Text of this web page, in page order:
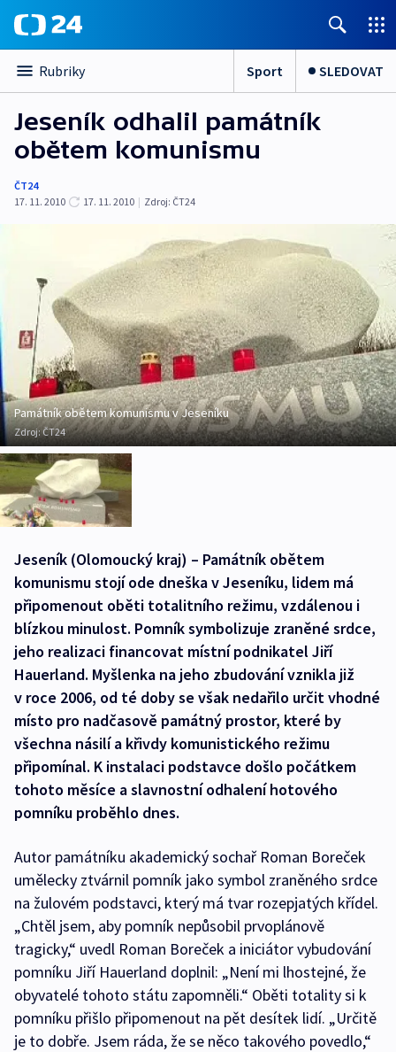
Rubriky Sport SLEDOVAT
Jeseník odhalil památník
obětem komunismu
ČT24
17. 11. 2010
17. 11. 2010 | Zdroj: ČT24
Památník obětem komunismu v Jeseníku
Zdroj:ČT24
Jeseník (Olomoucký kraj) – Památník obětem
komunismu stojí ode dneška v Jeseníku, lidem má
připomenout oběti totalitního režimu, vzdálenou i
blízkou minulost. Pomník symbolizuje zraněné srdce,
jeho realizaci financovat místní podnikatel Jiří
Hauerland. Myšlenka na jeho zbudování vznikla již
v roce 2006, od té doby se však nedařilo určit vhodné
místo pro nadčasově památný prostor, které by
všechna násilí a křivdy komunistického režimu
připomínal. K instalaci podstavce došlo počátkem
tohoto měsíce a slavnostní odhalení hotového
pomníku proběhlo dnes.
Autor památníku akademický sochař Roman Boreček
umělecky ztvárnil pomník jako symbol zraněného srdce
na žulovém podstavci, který má tvar rozepjatých křídel.
„Chtěl jsem, aby pomník nepůsobil prvoplánově
tragicky,“ uvedl Roman Boreček a iniciátor vybudování
pomníku Jiří Hauerland doplnil: „Není mi lhostejné, že
obyvatelé tohoto státu zapomněli.“ Oběti totality si k
pomníku přišlo připomenout na pět desítek lidí. „Určitě
je to dobře. Jsem ráda, že se něco takového povedlo,“